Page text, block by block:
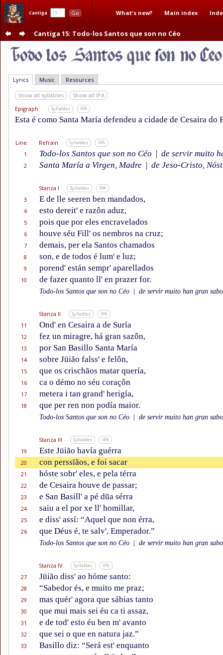
Cantiga Go What's new? Main index
Cantiga 15: Todo-los Santos que son no Céo
Lyrics Music Resources
Show all syllables
Show all IPA
Epigraph
Syllables IPA
Esta é como Santa María defendeu a cidade de Cesaira do
Line Refrain Syllables IPA
1 Todo-los Santos que son no Céo | de servir muito
2 Santa María a Virgen, Madre | de Jeso-Cristo,
Stanza I Syllables IPA
3 E de lle seeren ben mandados,
4 esto dereit' e razôn aduz,
5 pois que por eles encravelados
6 houve séu Fill' os nembros na cruz;
7 demais, per ela Santos chamados
8 son, e de todos é lum' e luz;
9 porend' están sempr' aparellados
10 de fazer quanto ll' en prazer for.
Todo-los Santos que son no Céo de servir muito han gran
Stanza II Syllables IPA
11 Ond' en Cesaira a de Suría
12 fez un miragre, há gran sazôn,
13 por San Basillo Santa María
14 sobre Jüião falss' e felôn,
15 que os crischãos matar quería,
16 ca o démo no séu coraçôn
17 metera i tan grand' herigía,
18 que per ren non podía maior.
Todo-los Santos que son no Céo de servir muito han gran
Stanza III Syllables IPA
19 Este Jüião havía guérra
20 con perssïãos, e foi sacar
21 hóste sobr' eles, e pela térra
22 de Cesaira houve de passar;
23 e San Basill' a pé dũa sérra
24 saiu a el por xe ll' homillar,
25 e diss' assí: “Aquel que non érra,
26 que Déus é, te salv', Emperador.”
Todo-los Santos que son no Céo de servir muito han gran
Stanza IV Syllables IPA
27 Jüião diss' ao hóme santo:
28 “Sabedor és, e muito me praz;
29 mas quér' agora que sábias tanto
30 que mui mais sei éu ca ti assaz,
31 e de tod' esto éu ben m' avanto
32 que sei o que en natura jaz.”
33 Basillo diz: “Será est' enquanto